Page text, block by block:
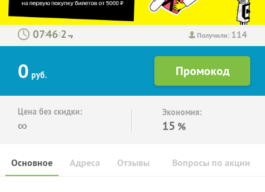
Получили: 114
: :
0 руб.
Цена без скидки:
∞
Экономия:
15 %
Основное Отзывы Вопросы по акции
Адреса